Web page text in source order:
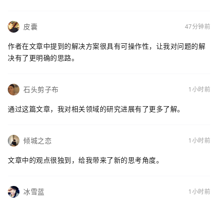
皮囊 47分钟前
作者在文章中提到的解决方案很具有可操作性，让我对问题的解
决有了更明确的思路。
石头剪子布 1小时前
通过这篇文章，我对相关领域的研究进展有了更多了解。
倾城之恋 1小时前
文章中的观点很独到，给我带来了新的思考角度。
冰雪蓝 1小时前